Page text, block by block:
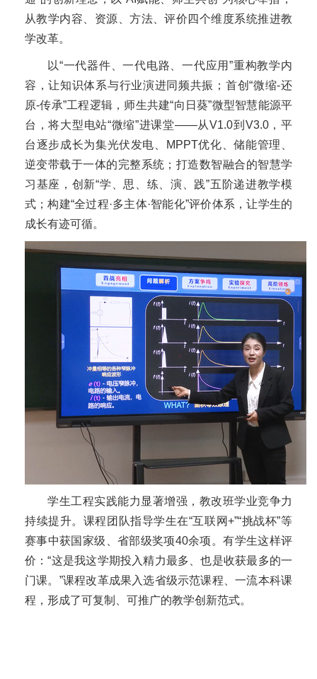
从教学内容、资源、方法、评价四个维度系统推进教
学改革。
以“一代器件、一代电路、一代应用”重构教学内
容，让知识体系与行业演进同频共振；首创“微缩-还
原-传承”工程逻辑，师生共建“向日葵”微型智慧能源平
台，将大型电站“微缩”进课堂——从V1.0到V3.0，平
台逐步成长为集光伏发电、MPPT优化、储能管理、
逆变带载于一体的完整系统；打造数智融合的智慧学
习基座，创新“学、思、练、演、践”五阶递进教学模
式；构建“全过程·多主体·智能化”评价体系，让学生的
成长有迹可循。
学生工程实践能力显著增强，教改班学业竞争力
持续提升。课程团队指导学生在“互联网+”“挑战杯”等
赛事中获国家级、省部级奖项40余项。有学生这样评
价：“这是我这学期投入精力最多、也是收获最多的一
门课。”课程改革成果入选省级示范课程、一流本科课
程，形成了可复制、可推广的教学创新范式。